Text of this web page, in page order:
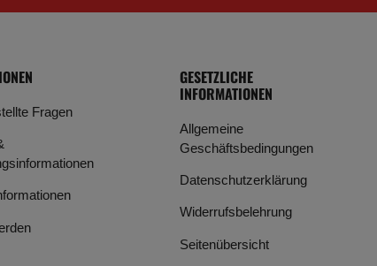
Fragen
GESETZLICHE
INFORMATIONEN
Allgemeine
Geschäftsbedingungen
Datenschutzerklärung
Widerrufsbelehrung
Seitenübersicht